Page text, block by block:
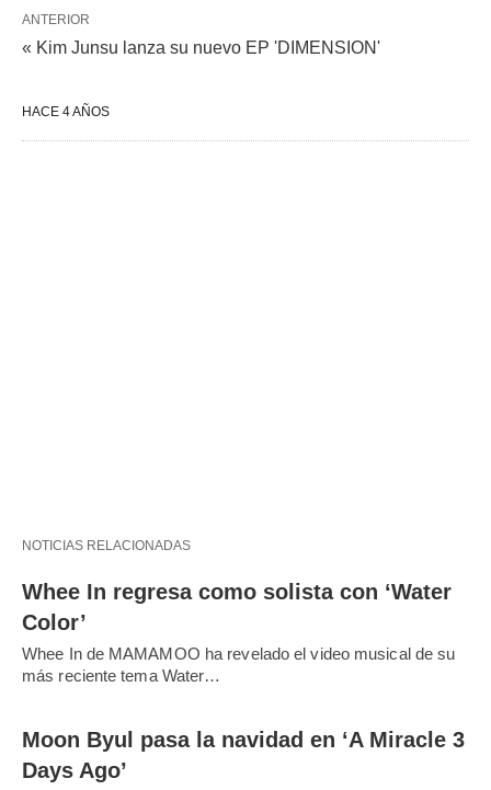
ANTERIOR
« Kim Junsu lanza su nuevo EP 'DIMENSION'
HACE 4 AÑOS
NOTICIAS RELACIONADAS
Whee In regresa como solista con ‘Water
Color’
Whee In de MAMAMOO ha revelado el video musical de su
más reciente tema Water…
Moon Byul pasa la navidad en ‘A Miracle 3
Days Ago’